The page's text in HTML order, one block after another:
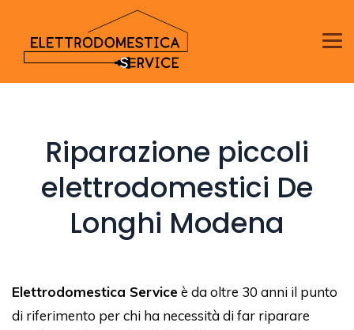
Riparazione piccoli
elettrodomestici De
Longhi Modena
Elettrodomestica Serviceè da oltre 30 anni il punto
di riferimento per chi ha necessità di far riparare